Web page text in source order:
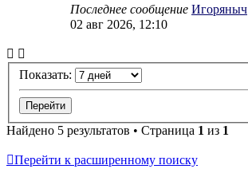
Последнее сообщение Игоряныч
02 авг 2026, 12:10
Показать:
Найдено 5 результатов • Страница 1 из 1
Перейти к расширенному поиску